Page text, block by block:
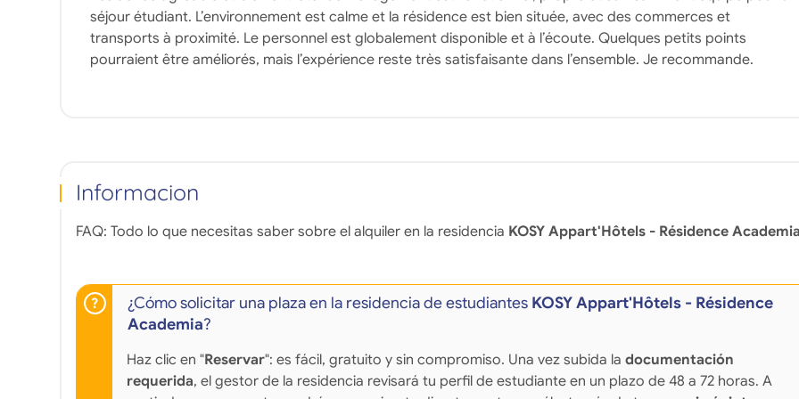
séjour étudiant. L’environnement est calme et la résidence est bien située, avec des commerces et
transports à proximité. Le personnel est globalement disponible et à l’écoute. Quelques petits points
pourraient être améliorés, mais l’expérience reste très satisfaisante dans l’ensemble. Je recommande.
Informacion
FAQ: Todo lo que necesitas saber sobre el alquiler en la residencia KOSY Appart'Hôtels - Résidence
¿Cómo solicitar una plaza en la residencia de estudiantes KOSY Appart'Hôtels - Résidence
Academia?
Haz clic en "Reservar": es fácil, gratuito y sin compromiso. Una vez subida la documentación
requerida, el gestor de la residencia revisará tu perfil de estudiante en un plazo de 48 a 72 horas. A